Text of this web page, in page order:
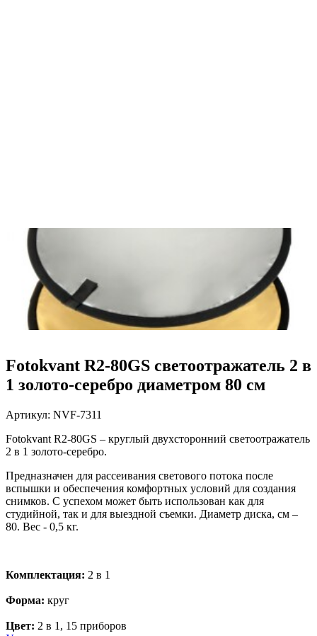
Fotokvant R2-80GS светоотражатель 2 в
1 золото-серебро диаметром 80 см
Артикул: NVF-7311
Fotokvant R2-80GS – круглый двухсторонний светоотражатель
2 в 1 золото-серебро.
Предназначен для рассеивания светового потока после
вспышки и обеспечения комфортных условий для создания
снимков. С успехом может быть использован как для
студийной, так и для выездной съемки. Диаметр диска, см –
80. Вес - 0,5 кг.
Комплектация: 2 в 1
Форма: круг
Цвет: 2 в 1, 15 приборов